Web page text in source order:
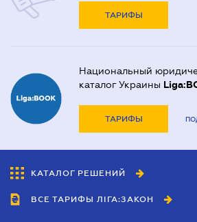
ТАРИФЫ
Национальный
каталог Украины
ТАРИФЫ
КАТАЛОГ РЕШЕНИЙ
ВСЕ ТАРИФЫ ЛІГА:ЗАКОН